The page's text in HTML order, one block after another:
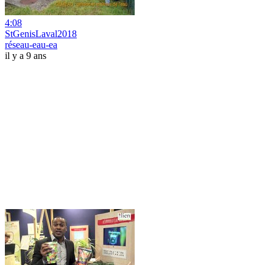
4:08
StGenisLaval2018
réseau-eau-ea
il y a 9 ans